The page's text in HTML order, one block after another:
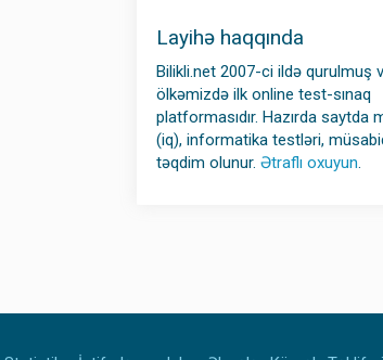
Layihə haqqında
Bilikli.net 2007-ci ildə qurulmuş
ölkəmizdə ilk online test-sınaq
platformasıdır. Hazırda saytda
(iq), informatika testləri,
təqdim olunur. Ətraflı oxuyun